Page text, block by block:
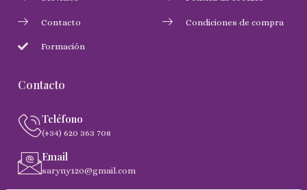
Contacto
Formación
Condiciones de compra
Contacto
Teléfono
(+34) 620 363 708
Email
saryny120@gmail.com